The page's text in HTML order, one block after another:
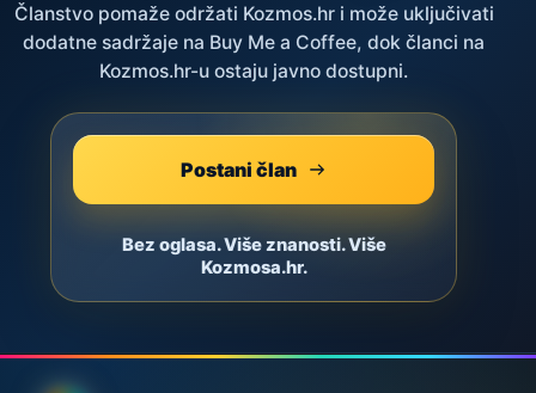
Članstvo pomaže održati Kozmos.hr i može uključivati
dodatne sadržaje na Buy Me a Coffee, dok članci na
Kozmos.hr-u ostaju javno dostupni.
Postani član
Bez oglasa. Više znanosti. Više
Kozmosa.hr.